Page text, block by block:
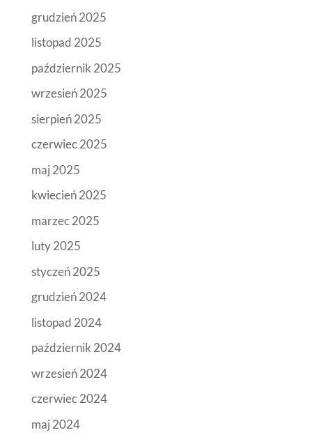
grudzień 2025
listopad 2025
październik 2025
wrzesień 2025
sierpień 2025
czerwiec 2025
maj 2025
kwiecień 2025
marzec 2025
luty 2025
styczeń 2025
grudzień 2024
listopad 2024
październik 2024
wrzesień 2024
czerwiec 2024
maj 2024